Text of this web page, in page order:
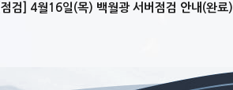
[점검] 4월16일(목) 백월광 서버점검 안내(완료)